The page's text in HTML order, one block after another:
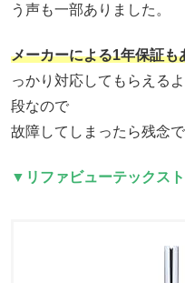
う声も一部ありました。
メーカーによる1年保証も
っかり対応してもらえる
段なので
故障してしまったら残念
▼リファビューテックス